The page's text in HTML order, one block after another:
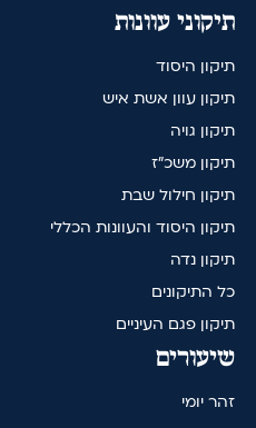
תיקוני עוונות
תיקון היסוד
תיקון עוון אשת איש
תיקון גויה
תיקון משכ"ז
תיקון חילול שבת
תיקון היסוד והעוונות הכללי
תיקון נדה
כל התיקונים
תיקון פגם העיניים
שיעורים
זהר יומי